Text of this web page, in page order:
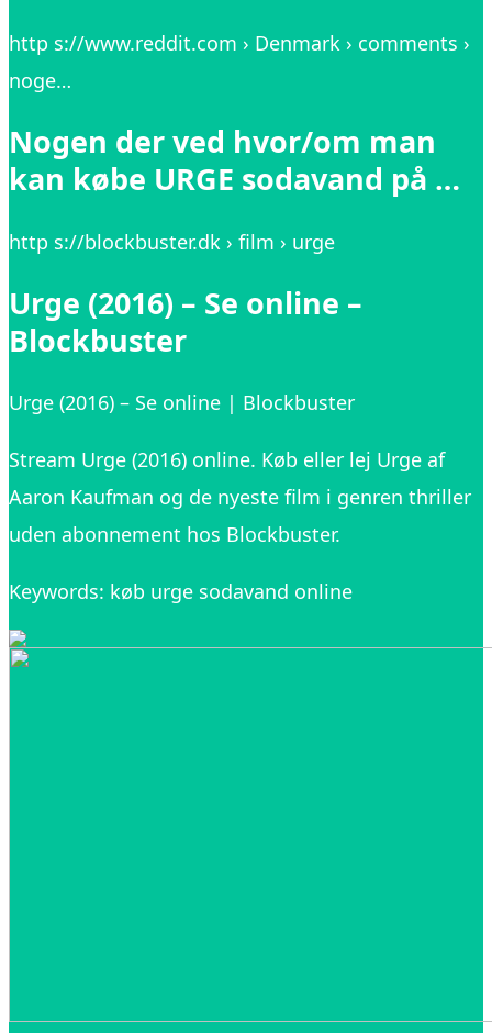
http s://www.reddit.com › Denmark › comments ›
noge…
Nogen der ved hvor/om man
kan købe URGE sodavand på …
http s://blockbuster.dk › film › urge
Urge (2016) – Se online –
Blockbuster
Urge (2016) – Se online | Blockbuster
Stream Urge (2016) online. Køb eller lej Urge af
Aaron Kaufman og de nyeste film i genren thriller
uden abonnement hos Blockbuster.
Keywords: køb urge sodavand online